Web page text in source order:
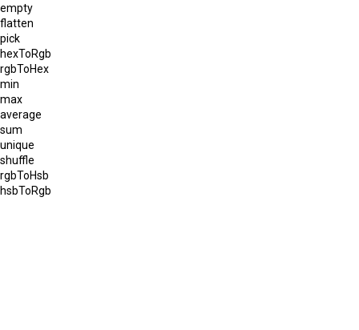
empty
flatten
pick
hexToRgb
rgbToHex
min
max
average
sum
unique
shuffle
rgbToHsb
hsbToRgb